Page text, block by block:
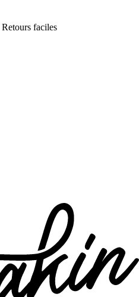
Retours faciles